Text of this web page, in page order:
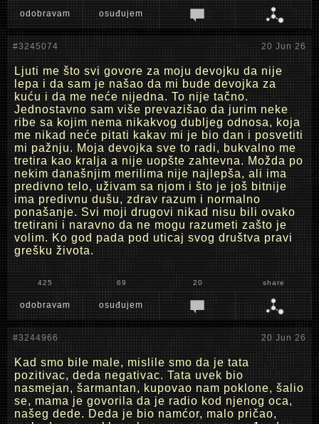
odobravam osuđujem
#3245074 20 Jun 26
Ljuti me što svi govore za moju devojku da nije
lepa i da sam je našao da mi bude devojka za
kuću i da me neće nijedna. To nije tačno.
Jednostavno sam više prevazišao da jurim neke
ribe sa kojim nema nikakvog dubljeg odnosa, koja
me nikad neće pitati kakav mi je bio dan i posvetiti
mi pažnju. Moja devojka sve to radi, bukvalno me
tretira kao kralja a nije uopšte zahtevna. Možda po
nekim današnjim merilima nije najlepša, ali ima
predivno telo, uživam sa njom i što je još bitnije
ima predivnu dušu, zdrav razum i normalno
ponašanje. Svi moji drugovi nikad nisu bili ovako
tretirani i naravno da ne mogu razumeti zašto je
volim. Ko god pada pod uticaj svog društva pravi
grešku života.
425 69 20 share
odobravam osuđujem
#3244966 20 Jun 26
Kad smo bile male, mislile smo da je tata
pozitivac, deda negativac. Tata uvek bio
nasmejan, šarmantan, kupovao nam poklone, šalio
se, mama je govorila da je radio kod njenog oca,
našeg dede. Deda je bio namćor, malo pričao,